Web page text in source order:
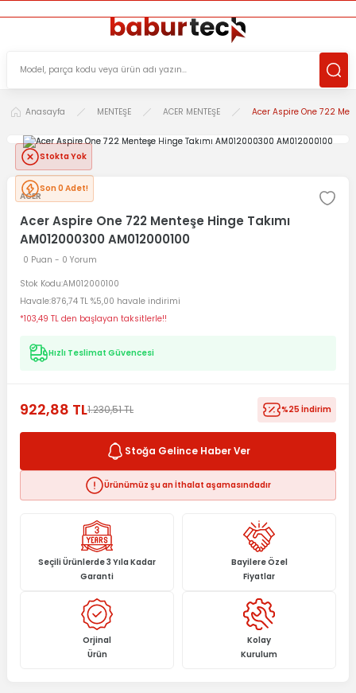
Anasayfa MENTEŞE ACER MENTEŞE Acer Aspire One 722
Stokta Yok
Son 0 Adet!
ACER
Acer Aspire One 722 Menteşe Hinge Takımı
AM012000300 AM012000100
0 Puan - 0 Yorum
Stok Kodu AM012000100
Havale 876,74 TL %5,00 havale indirimi
*103,49 TL den başlayan taksitlerle!!
Hızlı Teslimat Güvencesi
922,88 TL1.230,51 TL %25 İndirim
Stoğa Gelince Haber Ver
Ürünümüz şu an İthalat aşamasındadır
Seçili Ürünlerde 3 Yıla Kadar
Garanti
Bayilere Özel
Fiyatlar
Orjinal
Ürün
Kolay
Kurulum